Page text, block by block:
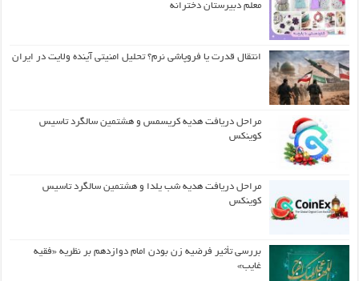
معلم دبیرستان دخترانه
انتقال قدرت یا فروپاشی نرم؟ تحلیل امنیتی آینده ولایت در ایران
مراحل دریافت هدیه کریسمس و هشتمین سالگرد تاسیس
کوینکس
مراحل دریافت هدیه شب یلدا و هشتمین سالگرد تاسیس
کوینکس
بررسی تأثیر فرضیه زن بودن امام دوازدهم بر نظریه «فقیه
غایب»